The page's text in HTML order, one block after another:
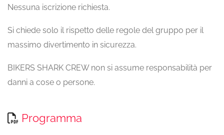
Nessuna iscrizione richiesta.
Si chiede solo il rispetto delle regole del gruppo per il
massimo divertimento in sicurezza.
BIKERS SHARK CREW non si assume responsabilità per
danni a cose o persone.
Programma